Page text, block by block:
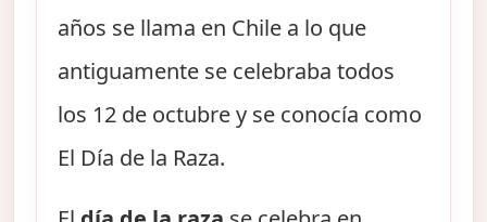
años se llama en Chile a lo que
antiguamente se celebraba todos
los 12 de octubre y se conocía como
El Día de la Raza.